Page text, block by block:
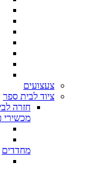
צעצועים
ציוד לבית ספר
חזרה
מכשירי
מחדדים